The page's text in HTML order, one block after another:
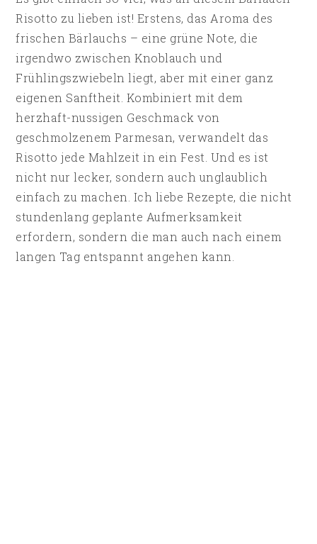
Risotto zu lieben ist! Erstens, das Aroma des
frischen Bärlauchs – eine grüne Note, die
irgendwo zwischen Knoblauch und
Frühlingszwiebeln liegt, aber mit einer ganz
eigenen Sanftheit. Kombiniert mit dem
herzhaft-nussigen Geschmack von
geschmolzenem Parmesan, verwandelt das
Risotto jede Mahlzeit in ein Fest. Und es ist
nicht nur lecker, sondern auch unglaublich
einfach zu machen. Ich liebe Rezepte, die nicht
stundenlang geplante Aufmerksamkeit
erfordern, sondern die man auch nach einem
langen Tag entspannt angehen kann.